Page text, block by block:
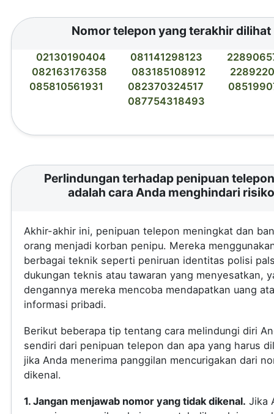
Nomor telepon yang terakhir dilihat
02130190404 081141298123
082163176358
083185108912
085810561931
082370324517
087754318493
Perlindungan terhadap penipuan
adalah cara Anda menghindari risiko
Akhir-akhir ini, penipuan telepon meningkat dan
orang menjadi korban penipu. Mereka
berbagai teknik seperti peniruan identitas polisi
dukungan teknis atau tawaran yang menyesatkan,
dengannya mereka mencoba mendapatkan uang
informasi pribadi.
Berikut beberapa tip tentang cara melindungi diri
sendiri dari penipuan telepon dan apa yang harus
jika Anda menerima panggilan mencurigakan dari
dikenal.
1. Jangan menjawab nomor yang tidak dikenal. Jika